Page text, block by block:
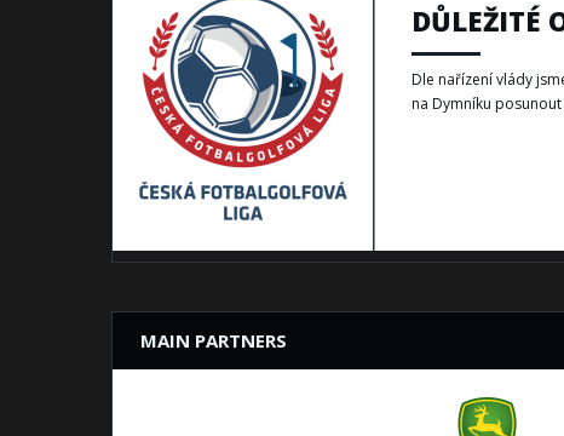
DŮLEŽITÉ
Dle nařízení vlády
na Dymníku
MAIN PARTNERS